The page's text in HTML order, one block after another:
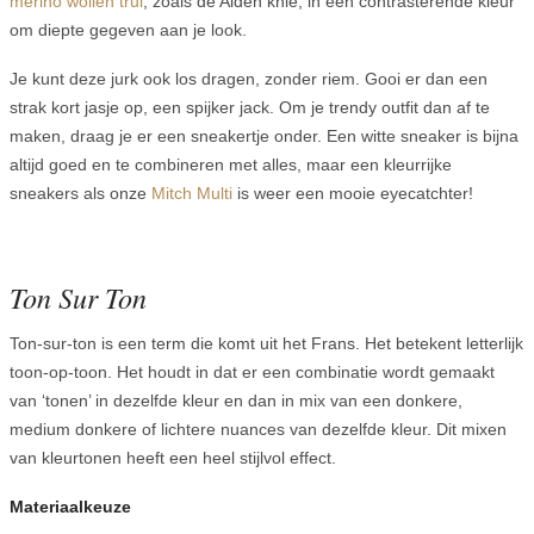
om diepte gegeven aan je look.
Je kunt deze jurk ook los dragen, zonder riem. Gooi er dan een
strak kort jasje op, een spijker jack. Om je trendy outfit dan af te
maken, draag je er een sneakertje onder. Een witte sneaker is bijna
altijd goed en te combineren met alles, maar een kleurrijke
sneakers als onze Mitch Multi is weer een mooie eyecatchter!
Ton Sur Ton
Ton-sur-ton is een term die komt uit het Frans. Het betekent letterlijk
toon-op-toon. Het houdt in dat er een combinatie wordt gemaakt
van ‘tonen’ in dezelfde kleur en dan in mix van een donkere,
medium donkere of lichtere nuances van dezelfde kleur. Dit mixen
van kleurtonen heeft een heel stijlvol effect.
Materiaalkeuze